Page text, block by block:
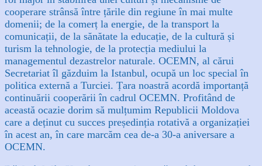
cooperare strânsă între țările din regiune în mai multe
domenii; de la comerț la energie, de la transport la
comunicații, de la sănătate la educație, de la cultură și
turism la tehnologie, de la protecția mediului la
managementul dezastrelor naturale. OCEMN, al cărui
Secretariat îl găzduim la Istanbul, ocupă un loc special în
politica externă a Turciei. Țara noastră acordă importanță
continuării cooperării în cadrul OCEMN. Profitând de
această ocazie dorim să mulțumim Republicii Moldova
care a deținut cu succes președinția rotativă a organizației
în acest an, în care marcăm cea de-a 30-a aniversare a
OCEMN.